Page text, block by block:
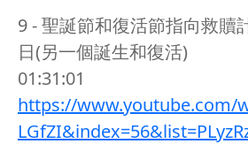
9 - 聖誕節和復活節指向救贖
日(另一個誕生和復活)
01:31:01
https://www.youtube.com/